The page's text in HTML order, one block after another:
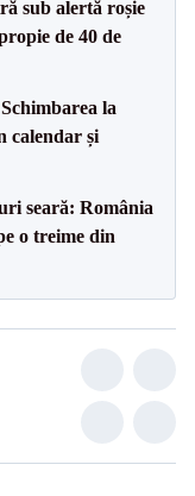
sub alertă roșie
de 40 de
la
calendar și
seară: România
o treime din